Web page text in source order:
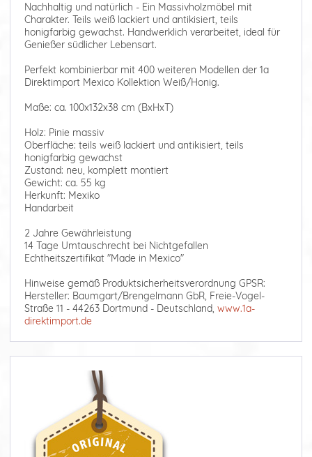
Nachhaltig und natürlich - Ein Massivholzmöbel mit
Charakter. Teils weiß lackiert und antikisiert, teils
honigfarbig gewachst. Handwerklich verarbeitet, ideal für
Genießer südlicher Lebensart.
Perfekt kombinierbar mit 400 weiteren Modellen der 1a
Direktimport Mexico Kollektion Weiß/Honig.
Maße: ca. 100x132x38 cm (BxHxT)
Holz: Pinie massiv
Oberfläche: teils weiß lackiert und antikisiert, teils
honigfarbig gewachst
Zustand: neu, komplett montiert
Gewicht: ca. 55 kg
Herkunft: Mexiko
Handarbeit
2 Jahre Gewährleistung
14 Tage Umtauschrecht bei Nichtgefallen
Echtheitszertifikat "Made in Mexico"
Hinweise gemäß Produktsicherheitsverordnung GPSR:
Hersteller: Baumgart/Brengelmann GbR, Freie-Vogel-
Straße 11 - 44263 Dortmund - Deutschland, www.1a-
direktimport.de